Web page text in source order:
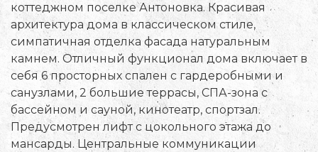
коттеджном поселке Антоновка. Красивая
архитектура дома в классическом стиле,
симпатичная отделка фасада натуральным
камнем. Отличный функционал дома включает в
себя 6 просторных спален с гардеробными и
санузлами, 2 большие террасы, СПА-зона с
бассейном и сауной, кинотеатр, спортзал.
Предусмотрен лифт с цокольного этажа до
мансарды. Центральные коммуникации